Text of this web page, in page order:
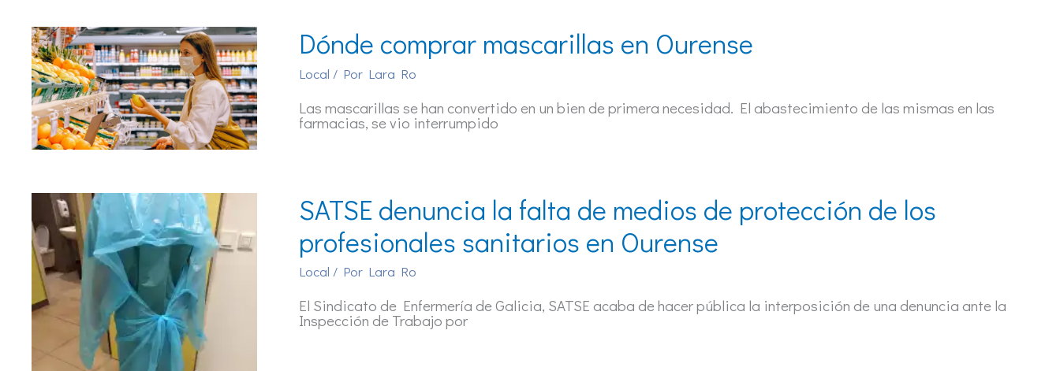
Dónde comprar mascarillas en Ourense
Local / Por Lara Ro
Las mascarillas se han convertido en un bien de primera necesidad. El abastecimiento de las mismas en las
farmacias, se vio interrumpido
SATSE denuncia la falta de medios de protección de los
profesionales sanitarios en Ourense
Local / Por Lara Ro
El Sindicato de Enfermería de Galicia, SATSE acaba de hacer pública la interposición de una denuncia ante la
Inspección de Trabajo por